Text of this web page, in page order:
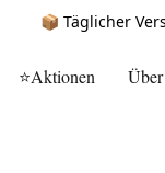
📦 Täglicher
⭐Aktionen